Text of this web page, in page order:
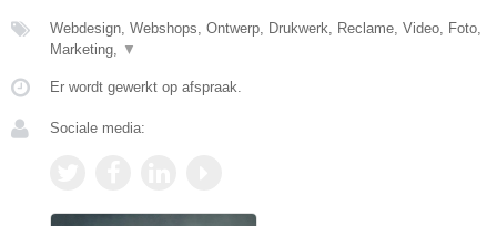
Webdesign, Webshops, Ontwerp, Drukwerk, Reclame, Video, Foto,
Marketing, ▼
Er wordt gewerkt op afspraak.
Sociale media: